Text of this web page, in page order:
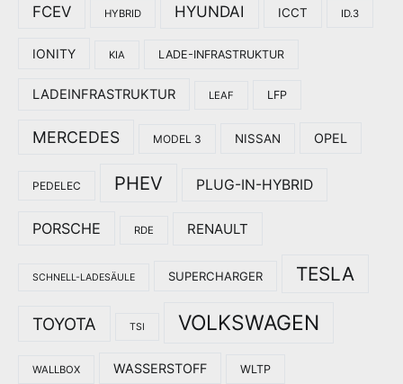
FCEV HYBRID HYUNDAI ICCT ID.3
IONITY KIA LADE-INFRASTRUKTUR
LADEINFRASTRUKTUR LEAF LFP
MERCEDES MODEL 3 NISSAN OPEL
PEDELEC PHEV PLUG-IN-HYBRID
PORSCHE RDE RENAULT
SCHNELL-LADESÄULE SUPERCHARGER TESLA
TOYOTA TSI VOLKSWAGEN
WALLBOX WASSERSTOFF WLTP